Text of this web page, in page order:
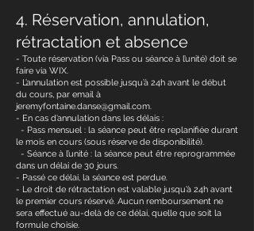
4. Réservation, annulation,
rétractation et absence
- Toute réservation (via Pass ou séance à l’unité) doit se
faire via WIX.
- L’annulation est possible jusqu’à 24h avant le début
du cours, par email à
jeremyfontaine.danse@gmail.com.
- En cas d’annulation dans les délais :
- Pass mensuel : la séance peut être replanifiée durant
le mois en cours (sous réserve de disponibilité).
- Séance à l’unité : la séance peut être reprogrammée
dans un délai de 30 jours.
- Passé ce délai, la séance est perdue.
- Le droit de rétractation est valable jusqu’à 24h avant
le premier cours réservé. Aucun remboursement ne
sera effectué au-delà de ce délai, quelle que soit la
formule choisie.